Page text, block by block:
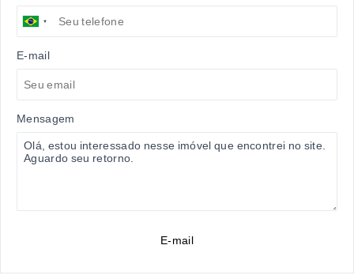
E-mail
Mensagem
E-mail